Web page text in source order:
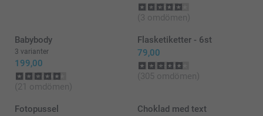
(3 omdömen)
Babybody
3 varianter
199,00
(21 omdömen)
Flasketiketter - 6st
79,00
(305 omdömen)
Fotopussel Choklad med text